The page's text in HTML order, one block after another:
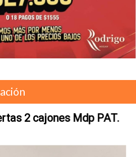
2 cajones Mdp PAT.